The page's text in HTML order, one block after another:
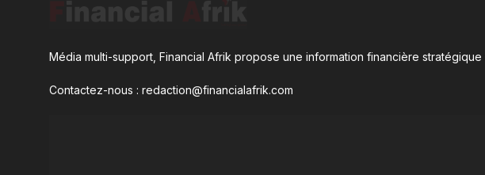
Média multi-support, Financial Afrik propose une information financière
Contactez-nous : redaction@financialafrik.com